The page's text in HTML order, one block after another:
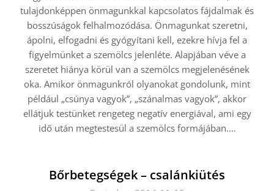
tulajdonképpen önmagunkkal kapcsolatos fájdalmak és
bosszúságok felhalmozódása. Önmagunkat szeretni,
ápolni, elfogadni és gyógyítani kell, ezekre hívja fel a
figyelmünket a szemölcs jelenléte. Alapjában véve a
szeretet hiánya körül van a szemölcs megjelenésének
oka. Amikor önmagunkról olyanokat gondolunk, mint
például „csúnya vagyok”, „szánalmas vagyok”, akkor
ellátjuk testünket rengeteg negatív energiával, ami egy
idő után megtestesül a szemölcs formájában.…
Bőrbetegségek – csalánkiütés